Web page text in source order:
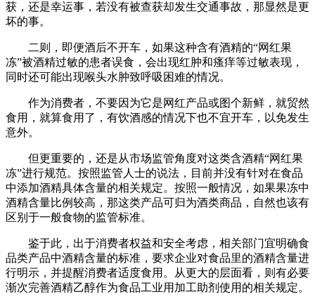
获，还是幸运事，若没有被查获却发生交通事故，那显然是更
坏的事。
二则，即便酒后不开车，如果这种含有酒精的“网红果
冻”被酒精过敏的患者误食，会出现红肿和瘙痒等过敏表现，
同时还可能出现喉头水肿致呼吸困难的情况。
作为消费者，不要因为它是网红产品或图个新鲜，就贸然
食用，就算食用了，有饮酒感的情况下也不宜开车，以免发生
意外。
但更重要的，还是从市场监管角度对这类含酒精“网红果
冻”进行规范。按照监管人士的说法，目前并没有针对在食品
中添加酒精具体含量的相关规定。按照一般情况，如果果冻中
酒精含量比例较高，那这类产品可归为酒类商品，自然也该有
区别于一般食物的监管标准。
鉴于此，出于消费者权益和安全考虑，相关部门宜明确食
品类产品中酒精含量的标准，要求企业对食品里的酒精含量进
行明示，并提醒消费者适度食用。从更大的层面看，则有必要
渐次完善酒精乙醇作为食品工业用加工助剂使用的相关规定。